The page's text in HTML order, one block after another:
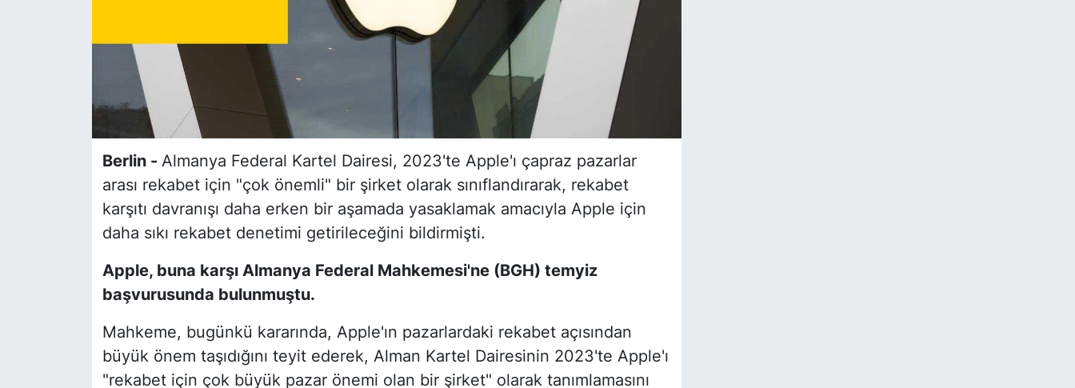
Berlin - Almanya Federal Kartel Dairesi, 2023'te Apple'ı çapraz pazarlar
arası rekabet için "çok önemli" bir şirket olarak sınıflandırarak, rekabet
karşıtı davranışı daha erken bir aşamada yasaklamak amacıyla Apple için
daha sıkı rekabet denetimi getirileceğini bildirmişti.
Apple, buna karşı Almanya Federal Mahkemesi'ne (BGH) temyiz
başvurusunda bulunmuştu.
Mahkeme, bugünkü kararında, Apple'ın pazarlardaki rekabet açısından
büyük önem taşıdığını teyit ederek, Alman Kartel Dairesinin 2023'te Apple'ı
"rekabet için çok büyük pazar önemi olan bir şirket" olarak tanımlamasını